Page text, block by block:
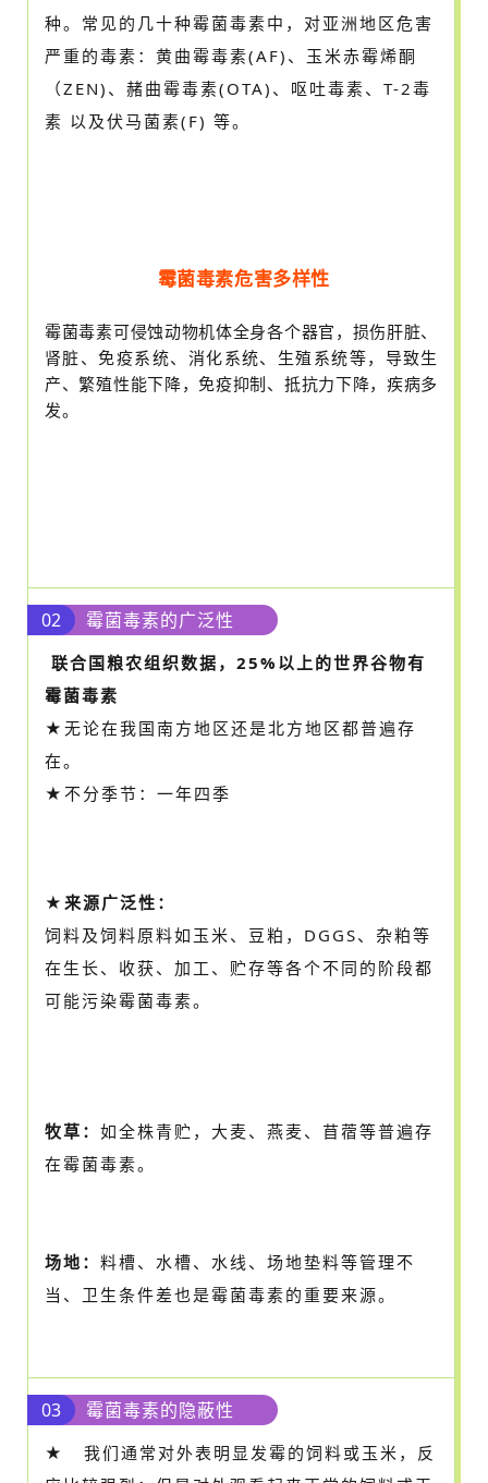
种。常见的几十种霉菌毒素中，对亚洲地区危害
严重的毒素：黄曲霉毒素(AF)、玉米赤霉烯酮
（ZEN)、赭曲霉毒素(OTA)、呕吐毒素、T-2毒
素 以及伏马菌素(F) 等。
霉菌毒素危害多样性
霉菌毒素可侵蚀动物机体全身各个器官，损伤肝脏、
肾脏、免疫系统、消化系统、生殖系统等，导致生
产、繁殖性能下降，免疫抑制、抵抗力下降，疾病多
发。
02 霉菌毒素的广泛性
联合国粮农组织数据，25%以上的世界谷物有
霉菌毒素
★无论在我国南方地区还是北方地区都普遍存
在。
★不分季节：一年四季
★来源广泛性：
饲料及饲料原料如玉米、豆粕，DGGS、杂粕等
在生长、收获、加工、贮存等各个不同的阶段都
可能污染霉菌毒素。
牧草： 如全株青贮，大麦、燕麦、苜蓿等普遍存
在霉菌毒素。
场地： 料槽、水槽、水线、场地垫料等管理不
当、卫生条件差也是霉菌毒素的重要来源。
03 霉菌毒素的隐蔽性
★ 我们通常对外表明显发霉的饲料或玉米，反